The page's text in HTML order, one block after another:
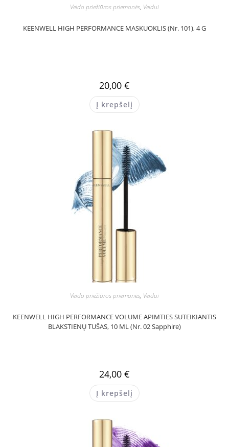
Veido priežiūros priemonės, Veidui
KEENWELL HIGH PERFORMANCE MASKUOKLIS (Nr. 101), 4 G
20,00 €
Į krepšelį
Veido priežiūros priemonės, Veidui
KEENWELL HIGH PERFORMANCE VOLUME APIMTIES SUTEIKIANTIS
BLAKSTIENŲ TUŠAS, 10 ML (Nr. 02 Sapphire)
24,00 €
Į krepšelį